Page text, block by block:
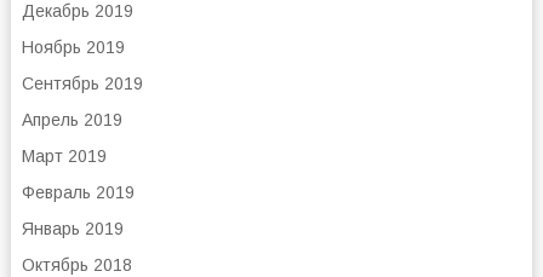
Декабрь 2019
Ноябрь 2019
Сентябрь 2019
Апрель 2019
Март 2019
Февраль 2019
Январь 2019
Октябрь 2018